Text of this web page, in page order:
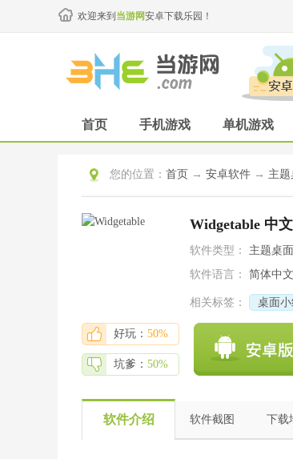
欢迎来到 当游网安卓下载乐园！
首页 手机游戏 单机游戏
您的位置： 首页 → 安卓软件 → 主题
Widgetable 中
软件类型： 主题桌面
软件语言：
简体中文
相关标签： 桌面
好玩： 50%
坑爹： 50%
软件介绍 软件截图 下载